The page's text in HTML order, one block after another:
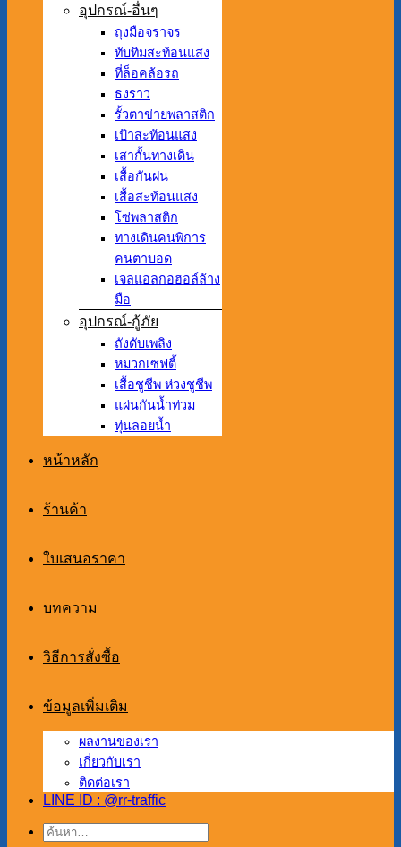
อุปกรณ์-อื่นๆ
ถุงมือจราจร
ทับทิมสะท้อนแสง
ที่ล็อคล้อรถ
ธงราว
รั้วตาข่ายพลาสติก
เป้าสะท้อนแสง
เสากั้นทางเดิน
เสื้อกันฝน
เสื้อสะท้อนแสง
โซ่พลาสติก
ทางเดินคนพิการ
คนตาบอด
เจลแอลกอฮอล์ล้าง
มือ
อุปกรณ์-กู้ภัย
ถังดับเพลิง
หมวกเซฟตี้
เสื้อชูชีพ ห่วงชูชีพ
แผ่นกันน้ำท่วม
ทุ่นลอยน้ำ
หน้าหลัก
ร้านค้า
ใบเสนอราคา
บทความ
วิธีการสั่งซื้อ
ข้อมูลเพิ่มเติม
ผลงานของเรา
เกี่ยวกับเรา
ติดต่อเรา
LINE ID : @rr-traffic
ค้นหา: